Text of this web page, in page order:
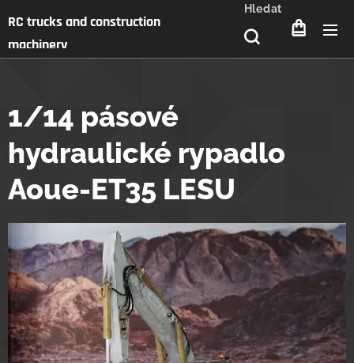
RC trucks and construction
machinery
Hledat
1/14 pásové
hydraulické rypadlo
Aoue-ET35 LESU